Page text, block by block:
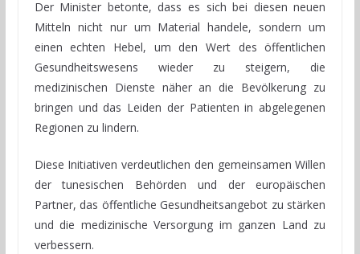
Der Minister betonte, dass es sich bei diesen neuen
Mitteln nicht nur um Material handele, sondern um
einen echten Hebel, um den Wert des öffentlichen
Gesundheitswesens wieder zu steigern, die
medizinischen Dienste näher an die Bevölkerung zu
bringen und das Leiden der Patienten in abgelegenen
Regionen zu lindern.
Diese Initiativen verdeutlichen den gemeinsamen Willen
der tunesischen Behörden und der europäischen
Partner, das öffentliche Gesundheitsangebot zu stärken
und die medizinische Versorgung im ganzen Land zu
verbessern.